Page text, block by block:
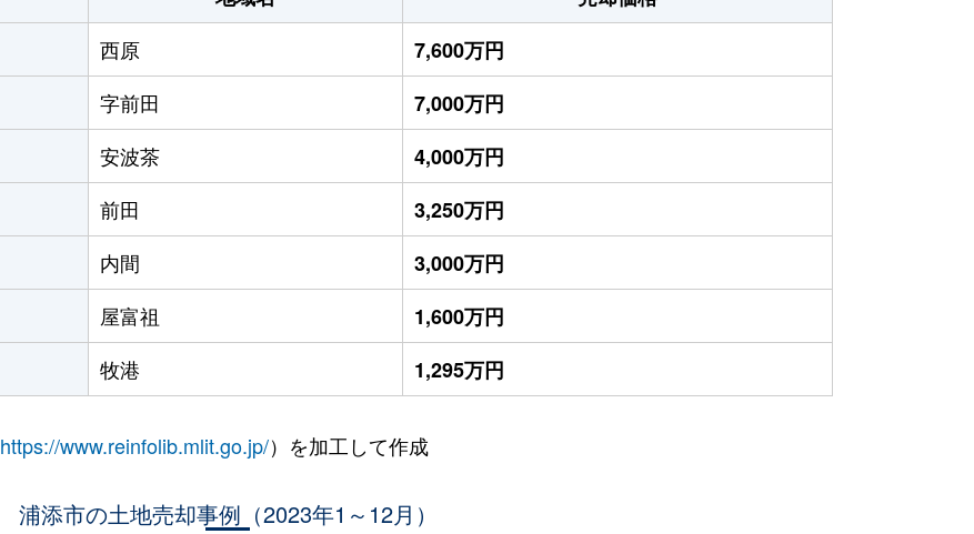
西原
7,600万円
字前田
7,000万円
安波茶
4,000万円
前田
3,250万円
内間
3,000万円
屋富祖
1,600万円
牧港 1,295万円
https://www.reinfolib.mlit.go.jp/）を加工して作成
浦添市の土地売却事例（2023年1～12月）